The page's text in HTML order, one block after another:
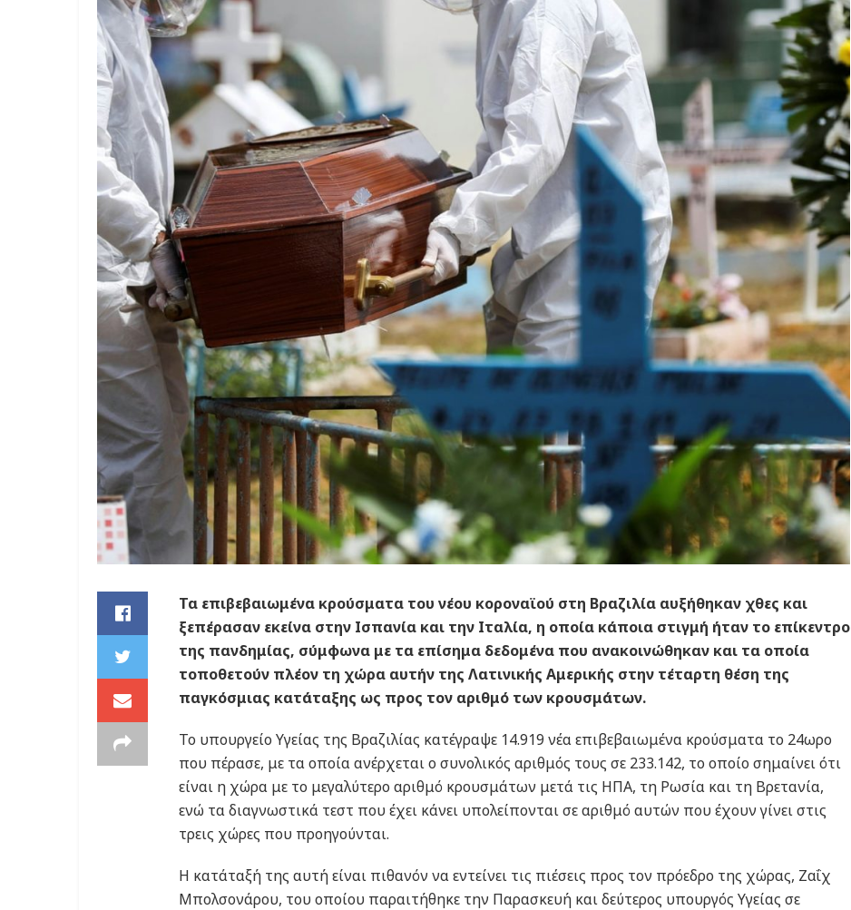
Τα επιβεβαιωμένα κρούσματα του νέου κοροναϊού στη Βραζιλία αυξήθηκαν χθες και
ξεπέρασαν εκείνα στην Ισπανία και την Ιταλία, η οποία κάποια στιγμή ήταν το επίκεντρο
της πανδημίας, σύμφωνα με τα επίσημα δεδομένα που ανακοινώθηκαν και τα οποία
τοποθετούν πλέον τη χώρα αυτήν της Λατινικής Αμερικής στην τέταρτη θέση της
παγκόσμιας κατάταξης ως προς τον αριθμό των κρουσμάτων.
Το υπουργείο Υγείας της Βραζιλίας κατέγραψε 14.919 νέα επιβεβαιωμένα κρούσματα το 24ωρο
που πέρασε, με τα οποία ανέρχεται ο συνολικός αριθμός τους σε 233.142, το οποίο σημαίνει ότι
είναι η χώρα με το μεγαλύτερο αριθμό κρουσμάτων μετά τις ΗΠΑ, τη Ρωσία και τη Βρετανία,
ενώ τα διαγνωστικά τεστ που έχει κάνει υπολείπονται σε αριθμό αυτών που έχουν γίνει στις
τρεις χώρες που προηγούνται.
Η κατάταξή της αυτή είναι πιθανόν να εντείνει τις πιέσεις προς τον πρόεδρο της χώρας, Ζαΐχ
Μπολσονάρου, του οποίου παραιτήθηκε την Παρασκευή και δεύτερος υπουργός Υγείας σε